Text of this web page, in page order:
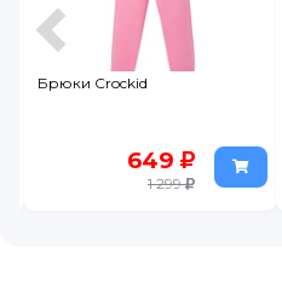
Брюки Crockid
649
1 299